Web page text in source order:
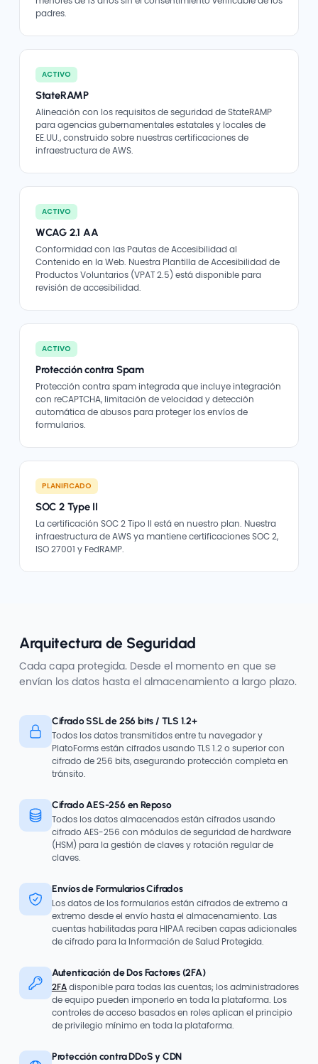
padres.
ACTIVO
StateRAMP
Alineación con los requisitos de seguridad de StateRAMP
para agencias gubernamentales estatales y locales de
EE.UU., construido sobre nuestras certificaciones de
infraestructura de AWS.
ACTIVO
WCAG 2.1 AA
Conformidad con las Pautas de Accesibilidad al
Contenido en la Web. Nuestra Plantilla de Accesibilidad de
Productos Voluntarios (VPAT 2.5) está disponible para
revisión de accesibilidad.
ACTIVO
Protección contra Spam
Protección contra spam integrada que incluye integración
con reCAPTCHA, limitación de velocidad y detección
automática de abusos para proteger los envíos de
formularios.
PLANIFICADO
SOC 2 Type II
La certificación SOC 2 Tipo II está en nuestro plan. Nuestra
infraestructura de AWS ya mantiene certificaciones SOC 2,
ISO 27001 y FedRAMP.
Arquitectura de Seguridad
Cada capa protegida. Desde el momento en que se
envían los datos hasta el almacenamiento a largo plazo.
Cifrado SSL de 256 bits / TLS 1.2+
Todos los datos transmitidos entre tu navegador y
PlatoForms están cifrados usando TLS 1.2 o superior con
cifrado de 256 bits, asegurando protección completa en
tránsito.
Cifrado AES-256 en Reposo
Todos los datos almacenados están cifrados usando
cifrado AES-256 con módulos de seguridad de hardware
(HSM) para la gestión de claves y rotación regular de
claves.
Envíos de Formularios Cifrados
Los datos de los formularios están cifrados de extremo a
extremo desde el envío hasta el almacenamiento. Las
cuentas habilitadas para HIPAA reciben capas adicionales
de cifrado para la Información de Salud Protegida.
Autenticación de Dos Factores (2FA)
2FAdisponible para todas las cuentas; los administradores
de equipo pueden imponerlo en toda la plataforma. Los
controles de acceso basados en roles aplican el principio
de privilegio mínimo en toda la plataforma.
Protección contra DDoS y CDN